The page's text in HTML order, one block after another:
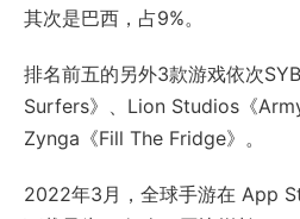
其次是巴西，占9%。
排名前五的另外3款游戏依次
Surfers》、Lion Studios《
Zynga《Fill The Fridge》。
2022年3月，全球手游在 App